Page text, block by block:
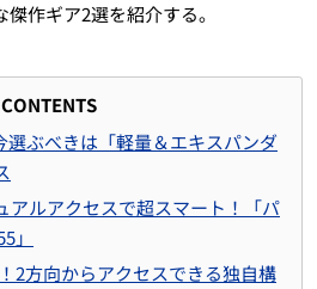
作ギア2選を紹介する。
CONTENTS
選ぶべきは「軽量＆エキスパンダ
アルアクセスで超スマート！「パ
」
2方向からアクセスできる独自構